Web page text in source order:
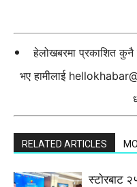
हेलोखबरमा प्रकाशित कुनै
भए हामीलाई
RELATED ARTICLES
स्टाेरबाट